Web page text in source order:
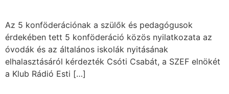
Az 5 konföderációnak a szülők és pedagógusok
érdekében tett 5 konföderáció közös nyilatkozata az
óvodák és az általános iskolák nyitásának
elhalasztásáról kérdezték Csóti Csabát, a SZEF elnökét
a Klub Rádió Esti […]